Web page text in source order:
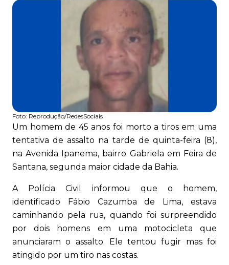
Foto: Reprodução/RedesSociais
Um homem de 45 anos foi morto a tiros em uma
tentativa de assalto na tarde de quinta-feira (8),
na Avenida Ipanema, bairro Gabriela em Feira de
Santana, segunda maior cidade da Bahia.
A Polícia Civil informou que o homem,
identificado Fábio Cazumba de Lima, estava
caminhando pela rua, quando foi surpreendido
por dois homens em uma motocicleta que
anunciaram o assalto. Ele tentou fugir mas foi
atingido por um tiro nas costas.